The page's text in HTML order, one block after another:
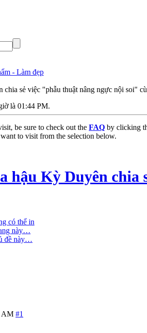
- Làm đẹp
chia sẻ việc "phẫu thuật nâng ngực nội soi"
là 01:44 PM.
be sure to check out the FAQ by clicking
to visit from the selection below.
hậu Kỳ Duyên chia
có thể in
này…
đề này…
AM #1